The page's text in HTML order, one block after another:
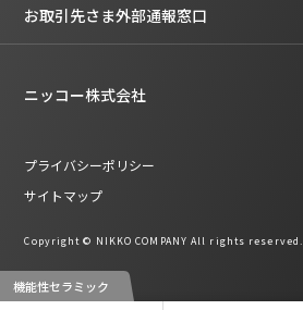
お取引先さま外部通報窓口
ニッコー株式会社
プライバシーポリシー
サイトマップ
Copyright © NIKKO COMPANY All rights reserved.
機能性セラミック